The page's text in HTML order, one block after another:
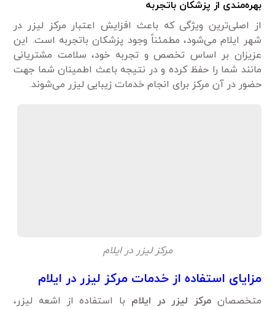
بهره‌مندی از پزشکان باتجربه
از اصلی‌ترین ویژگی که باعث افزایش اعتبار مرکز لیزر در
شهر ایلام می‌شود، مطمئناً وجود پزشکان باتجربه است. این
عزیزان بر اساس تخصص و تجربه خود، سلامت مشتریانی
مانند شما را حفظ کرده و در نتیجه باعث اطمینان شما جهت
حضور در آن مرکز برای انجام خدمات زیبایی لیزر می‌شوند.
مرکز لیزر در ایلام
مزایای استفاده از خدمات مرکز لیزر در ایلام
متخصصانمرکز لیزر در ایلام با استفاده از اشعه لیزر،